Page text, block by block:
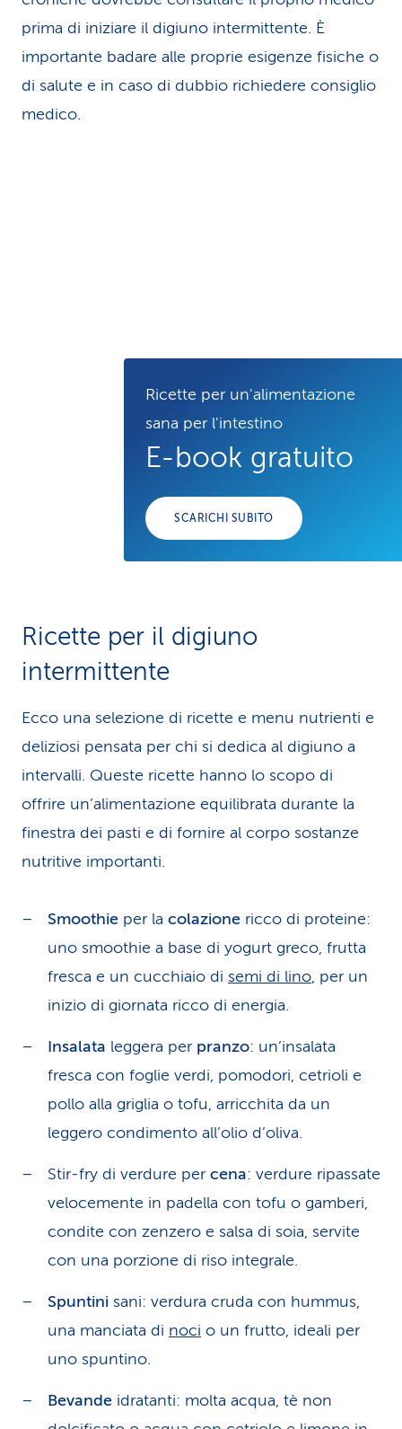
prima di iniziare il digiuno intermittente. È
importante badare alle proprie esigenze fisiche o
di salute e in caso di dubbio richiedere consiglio
medico.
Ricette per un'alimen­ta­zio­ne
sana per l'intestino
E-book gratuito
SCARICHI SUBITO
Ricette per il digiuno
intermittente
Ecco una selezione di ricette e menu nutrienti e
deliziosi pensata per chi si dedica al digiuno a
intervalli. Queste ricette hanno lo scopo di
offrire un’alimentazione equilibrata durante la
finestra dei pasti e di fornire al corpo sostanze
nutritive importanti.
Smoothie per la colazione ricco di proteine:
uno smoothie a base di yogurt greco, frutta
fresca e un cucchiaio di semi di lino, per un
inizio di giornata ricco di energia.
Insalata leggera per pranzo: un’insalata
fresca con foglie verdi, pomodori, cetrioli e
pollo alla griglia o tofu, arricchita da un
leggero condimento all’olio d’oliva.
Stir-fry di verdure per cena: verdure ripassate
velocemente in padella con tofu o gamberi,
condite con zenzero e salsa di soia, servite
con una porzione di riso integrale.
Spuntini sani: verdura cruda con hummus,
una manciata di noci o un frutto, ideali per
uno spuntino.
Bevande idratanti: molta acqua, tè non